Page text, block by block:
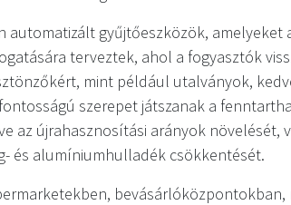
automatizált gyűjtőeszközök, amelyeket
terveztek, ahol a fogyasztók
mint például utalványok,
szerepet játszanak a
az újrahasznosítási arányok növelését,
és alumíniumhulladék csökkentését.
bevásárlóközpontokban,